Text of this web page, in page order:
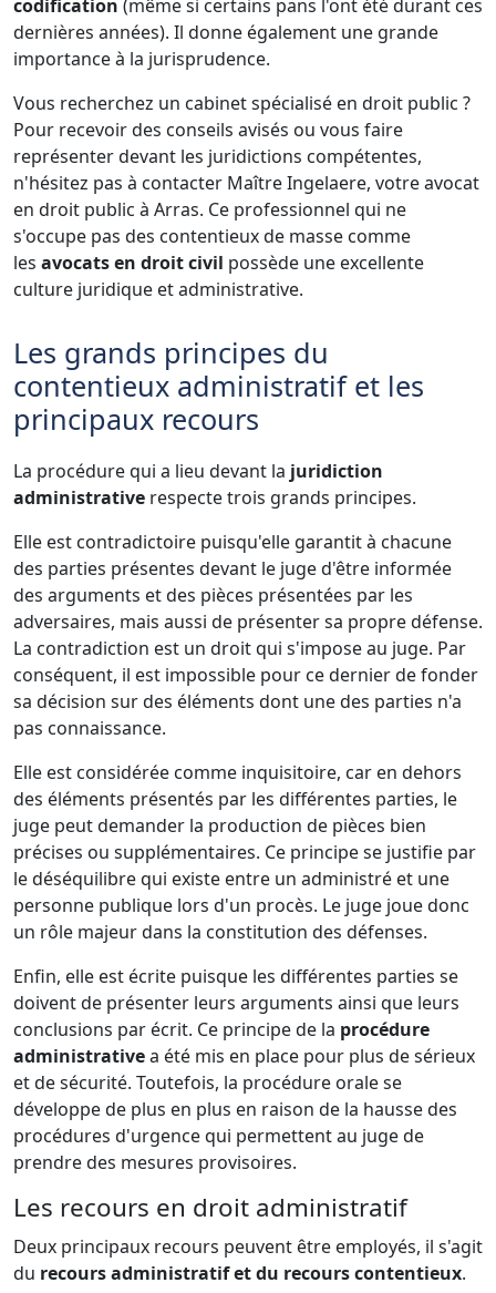
codification (même si certains pans l'ont été durant ces
dernières années). Il donne également une grande
importance à la jurisprudence.
Vous recherchez un cabinet spécialisé en droit public ?
Pour recevoir des conseils avisés ou vous faire
représenter devant les juridictions compétentes,
n'hésitez pas à contacter Maître Ingelaere, votre avocat
en droit public à Arras. Ce professionnel qui ne
s'occupe pas des contentieux de masse comme
les avocats en droit civil possède une excellente
culture juridique et administrative.
Les grands principes du
contentieux administratif et les
principaux recours
La procédure qui a lieu devant la juridiction
administrative respecte trois grands principes.
Elle est contradictoire puisqu'elle garantit à chacune
des parties présentes devant le juge d'être informée
des arguments et des pièces présentées par les
adversaires, mais aussi de présenter sa propre défense.
La contradiction est un droit qui s'impose au juge. Par
conséquent, il est impossible pour ce dernier de fonder
sa décision sur des éléments dont une des parties n'a
pas connaissance.
Elle est considérée comme inquisitoire, car en dehors
des éléments présentés par les différentes parties, le
juge peut demander la production de pièces bien
précises ou supplémentaires. Ce principe se justifie par
le déséquilibre qui existe entre un administré et une
personne publique lors d'un procès. Le juge joue donc
un rôle majeur dans la constitution des défenses.
Enfin, elle est écrite puisque les différentes parties se
doivent de présenter leurs arguments ainsi que leurs
conclusions par écrit. Ce principe de la procédure
administrativea été mis en place pour plus de sérieux
et de sécurité. Toutefois, la procédure orale se
développe de plus en plus en raison de la hausse des
procédures d'urgence qui permettent au juge de
prendre des mesures provisoires.
Les recours en droit administratif
Deux principaux recours peuvent être employés, il s'agit
du recours administratif et du recours contentieux.